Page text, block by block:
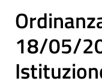
18/05/